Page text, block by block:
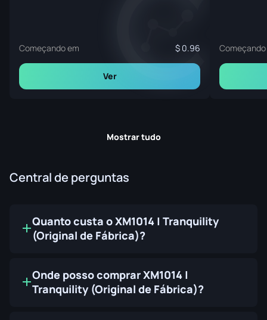
Começando em 0.96
Ver
Mostrar tudo
Central de perguntas
Quanto custa o XM1014 | Tranquility
(Original de Fábrica)?
Onde posso comprar XM1014 |
Tranquility (Original de Fábrica)?